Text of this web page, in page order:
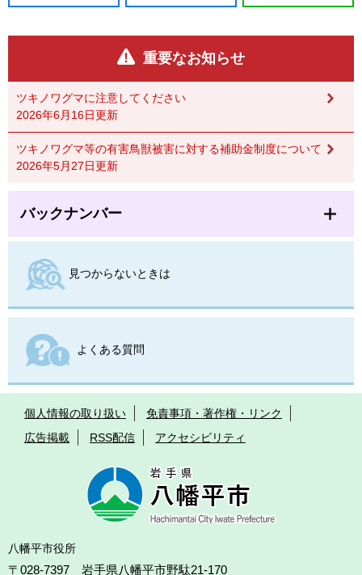
重要なお知らせ
ツキノワグマに注意してください
2026年6月16日更新
ツキノワグマ等の有害鳥獣被害に対する補助金制度について
2026年5月27日更新
バックナンバー
見つからないときは
よくある質問
個人情報の取り扱い
免責事項・著作権・リンク
広告掲載
RSS配信 アクセシビリティ
八幡平市役所
〒028-7397 岩手県八幡平市野駄21-170